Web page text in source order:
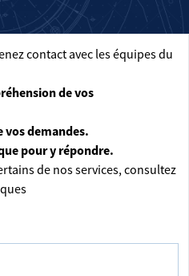
contact avec les équipes du
de vos
vos demandes.
pour y répondre.
de nos services, consultez